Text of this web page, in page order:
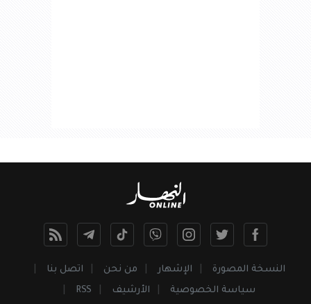
النسخة المصورة الإشهار من نحن
اتصل بنا
سياسة الخصوصية
الأرشيف RSS